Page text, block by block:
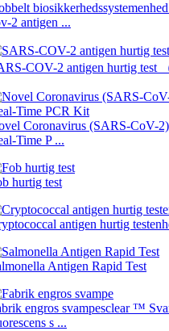
2 antigen ...
COV-2 antigen hurtig test
Coronavirus (SARS-CoV-
Time P ...
hurtig test
antigen hurtig
Antigen Rapid Test
engros svampesclear ™
s ...